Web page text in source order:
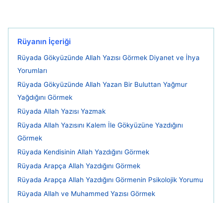
Rüyanın İçeriği
Rüyada Gökyüzünde Allah Yazısı Görmek Diyanet ve İhya
Yorumları
Rüyada Gökyüzünde Allah Yazan Bir Buluttan Yağmur
Yağdığını Görmek
Rüyada Allah Yazısı Yazmak
Rüyada Allah Yazısını Kalem İle Gökyüzüne Yazdığını
Görmek
Rüyada Kendisinin Allah Yazdığını Görmek
Rüyada Arapça Allah Yazdığını Görmek
Rüyada Arapça Allah Yazdığını Görmenin Psikolojik Yorumu
Rüyada Allah ve Muhammed Yazısı Görmek